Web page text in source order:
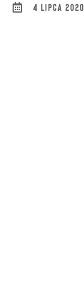
4 LIPCA 2020